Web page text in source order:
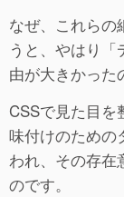
なぜ、これらの
うと、やはり
由が大きかった
CSSで見た目を
味付けのための
われ、その存在
のです。